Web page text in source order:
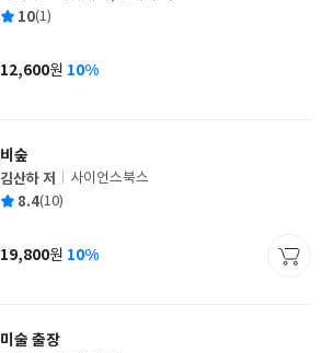
쓴
출
사
평 10(1)
가
12,600원 10%
비숲
글
쓴
김산하 저
출
사
사이언스북스
평 8.4(10)
가
19,800원 10%
미술 출장